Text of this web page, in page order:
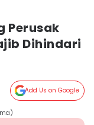
Perusak
Dihindari
Add Us on Google